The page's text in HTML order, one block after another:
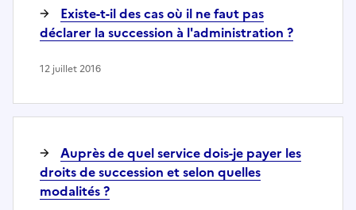
Existe-t-il des cas où il ne faut pas
déclarer la succession à l'administration ?
12 juillet 2016
Auprès de quel service dois-je payer les
droits de succession et selon quelles
modalités ?